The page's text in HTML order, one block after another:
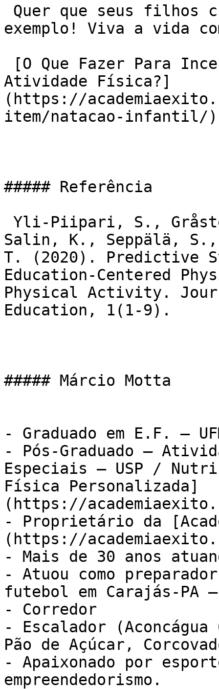
exemplo! Viva a vida
Atividade Física?]
(https://
item/natacao-infantil/)
##### Referência
Salin, K., Seppälä, S.,
T. (2020). Predictive
Education-Centered
Physical Activity.
Education, 1(1-9).
##### Márcio Motta
- Graduado em E.F. –
- Pós-Graduado –
Especiais – USP /
Física Personalizada]
(https://
- Proprietário da
(https://
- Mais de 30 anos
- Atuou como
futebol em Carajás-PA –
- Corredor
- Escalador
Pão de Açúcar,
- Apaixonado por
empreendedorismo.